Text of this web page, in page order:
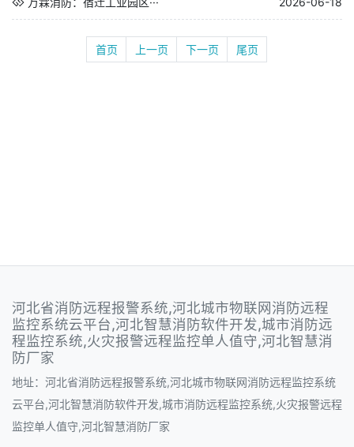
首页 上一页 下一页 尾页
河北省消防远程报警系统,河北城市物联网消防远程
监控系统云平台,河北智慧消防软件开发,城市消防远
程监控系统,火灾报警远程监控单人值守,河北智慧消
防厂家
地址：河北省消防远程报警系统,河北城市物联网消防远程监控系统
云平台,河北智慧消防软件开发,城市消防远程监控系统,火灾报警远程
监控单人值守,河北智慧消防厂家